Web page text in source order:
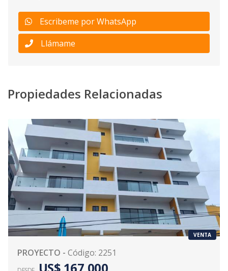
Escribeme por WhatsApp
Llámame
Propiedades Relacionadas
VENTA
PROYECTO - Código: 2251
US$ 167,000